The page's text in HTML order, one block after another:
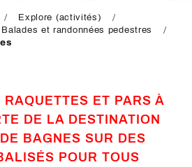
Explore (activités)
Balades et randonnées pedestres
ET PARS À
DE LA DESTINATION
BAGNES SUR DES
POUR TOUS